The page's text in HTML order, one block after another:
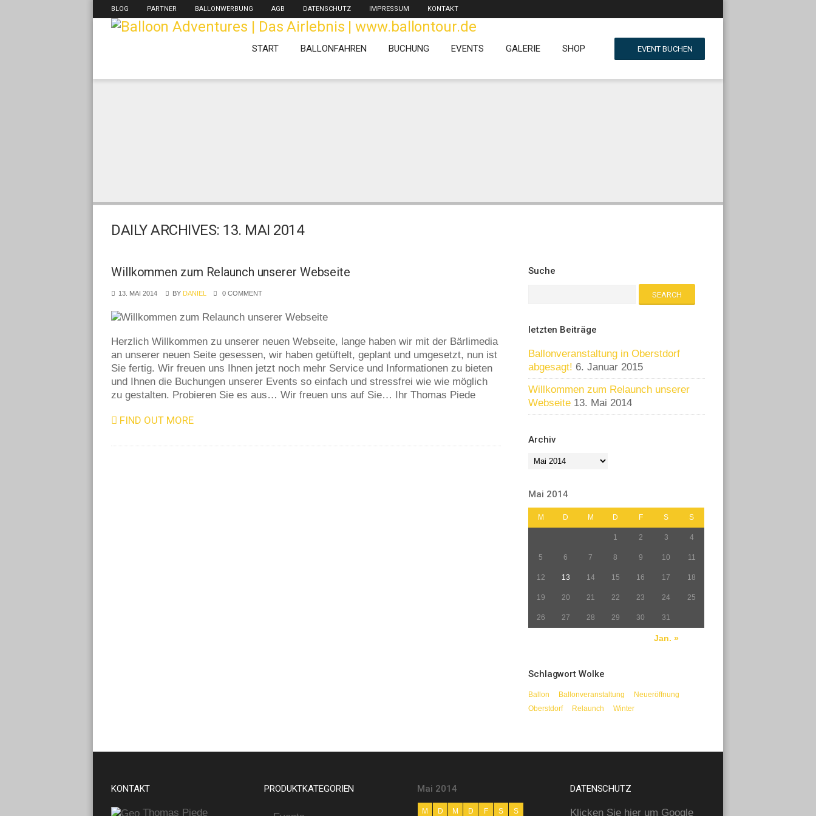
BLOG PARTNER BALLONWERBUNG AGB DATENSCHUTZ IMPRESSUM KONTAKT
EVENT BUCHEN
START BALLONFAHREN BUCHUNG EVENTS GALERIE SHOP
DAILY ARCHIVES: 13. MAI 2014
Willkommen zum Relaunch unserer Webseite
13. MAI 2014 BY DANIEL 0 COMMENT
Herzlich Willkommen zu unserer neuen Webseite, lange haben wir mit der Bärlimedia
an unserer neuen Seite gesessen, wir haben getüftelt, geplant und umgesetzt, nun ist
Sie fertig. Wir freuen uns Ihnen jetzt noch mehr Service und Informationen zu bieten
und Ihnen die Buchungen unserer Events so einfach und stressfrei wie wie möglich
zu gestalten. Probieren Sie es aus… Wir freuen uns auf Sie… Ihr Thomas Piede
FIND OUT MORE
Suche
letzten Beiträge
Ballonveranstaltung in Oberstdorf
abgesagt! 6. Januar 2015
Willkommen zum Relaunch unserer
Webseite 13. Mai 2014
Archiv
Archiv
Mai 2014
M D M D F S S
Jan. »
1 2 3 4
5 6 7 8 9 10 11
12 13 14 15 16 17 18
19 20 21 22 23 24 25
26 27 28 29 30 31
Schlagwort Wolke
Ballon Ballonveranstaltung
Neueröffnung
Oberstdorf
Relaunch Winter
KONTAKT
Thomas Piede
PRODUKTKATEGORIEN Mai 2014
M D M D F S S
DATENSCHUTZ
Klicken Sie hier um Google